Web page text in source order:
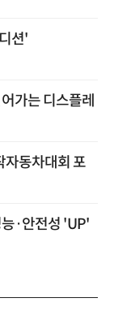
션'
가는 디스플레
동차대회 포
능·안전성 'UP'